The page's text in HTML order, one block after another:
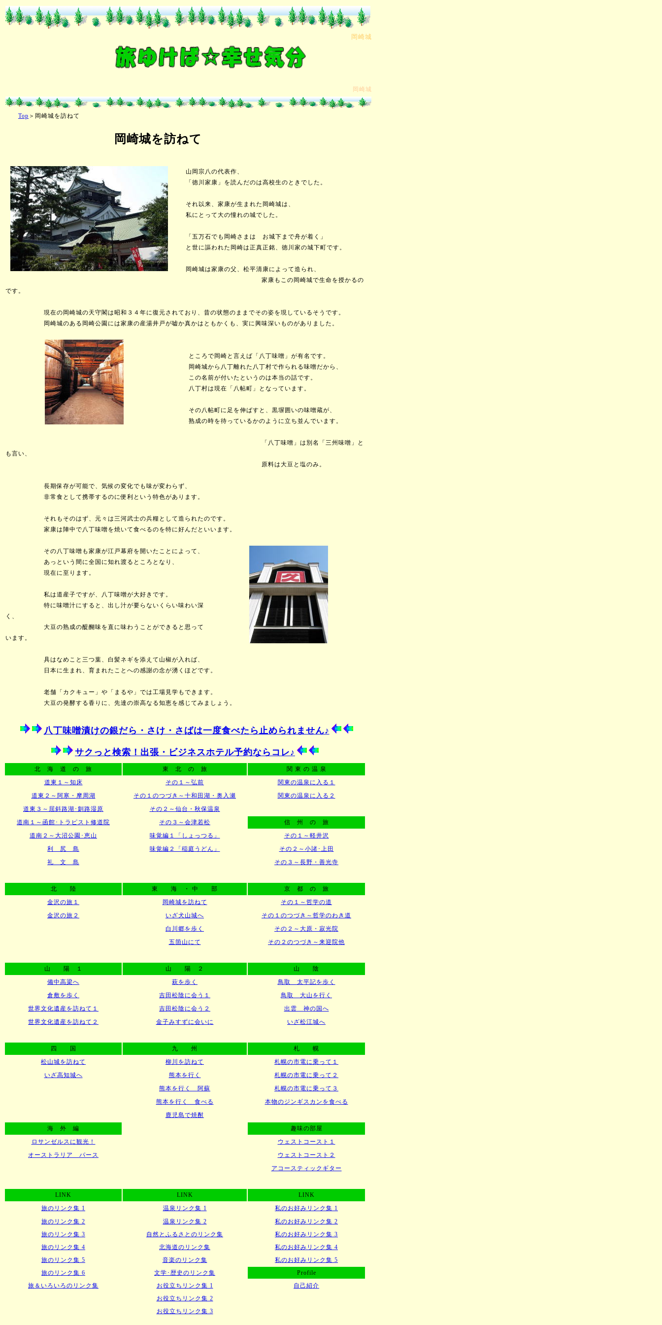
岡崎城
岡崎城
Top ＞岡崎城を訪ねて
岡崎城を訪ねて
山岡宗八の代表作、
「徳川家康」を読んだのは高校生のときでした。
それ以来、家康が生まれた 岡崎城は、
私にとって大の憧れの城でした。
「五万石でも岡崎さまは お城下まで舟が着く」
と世に謳われた岡崎は正真正銘、徳川家の城下町です。
岡崎城は家康の父、松平清康によって造られ、
家康もこの岡崎城で生命を授かるの
です。
現在の岡崎城の天守閣は昭和３４年に復元されており、昔の状態のままでその姿を現しているそうです。
岡崎城のある岡崎公園には家康の産湯井戸が嘘か真かはともかくも、実に興味深いものがありました。
ところで岡崎と言えば「八丁味噌」が有名です。
岡崎城から八丁離れた八丁村で作られる味噌だから、
この名前が付いたというのは本当の話です。
八丁村は現在「八帖町」となっています。
その八帖町に足を伸ばすと、黒塀囲いの味噌蔵が、
熟成の時を待っているかのように立ち並んでいます。
「八丁味噌」は別名「三州味噌」と
も言い、
原料は大豆と塩のみ。
長期保存が可能で、気候の変化でも味が変わらず、
非常食として携帯するのに便利という特色があります。
それもそのはず、元々は三河武士の兵糧として造られたのです。
家康は陣中で八丁味噌を焼いて食べるのを特に好んだといいます。
その八丁味噌も家康が江戸幕府を開いたことによって、
あっという間に全国に知れ渡るところとなり、
現在に至ります。
私は道産子ですが、八丁味噌が大好きです。
特に味噌汁にすると、出し汁が要らないくらい味わい深
く、
大豆の熟成の醍醐味を直に味わうことができると思って
います。
具はなめこと三つ葉、白髪ネギを添えて山椒が入れば、
日本に生まれ、育まれたことへの感謝の念が湧くほどです。
老舗「カクキュー」や「まるや」では工場見学もできます。
大豆の発酵する香りに、先達の崇高なる知恵を感じてみましょう。
八丁味噌漬けの銀だら・さけ・さばは一度食べたら止められません♪
サクっと検索！出張・ビジネスホテル予約ならコレ♪
北 海 道 の 旅 東 北 の 旅
関 東 の 温 泉
道東１～知床
その１～弘前
関東の温泉に入る１
道東２～阿寒・摩周湖
その１のつづき～十和田湖・奥入瀬
関東の温泉に入る２
道東３～屈斜路湖･釧路湿原
その２～仙台・秋保温泉
道南１～函館･トラピスト修道院
その３～会津若松
信 州 の 旅
道南２～大沼公園･恵山
味覚編１「しょっつる」
その１～軽井沢
利 尻 島
味覚編２「稲庭うどん」
その２～小諸･上田
礼 文 島
その３～長野・善光寺
北 陸 東 海 ・ 中 部
京 都 の 旅
金沢の旅１
岡崎城を訪ねて
その１～哲学の道
金沢の旅２
いざ犬山城へ
その１のつづき～哲学のわき道
白川郷を歩く
その２～大原・寂光院
五箇山にて
その２のつづき～来迎院他
山 陽 １ 山 陽 ２
山 陰
備中高梁へ
萩を歩く
鳥取 太平記を歩く
倉敷を歩く
吉田松陰に会う１
鳥取 大山を行く
世界文化遺産を訪ねて１
吉田松陰に会う２
出雲 神の国へ
世界文化遺産を訪ねて２
金子みすずに会いに いざ松江城へ
四 国 九 州
札 幌
松山城を訪ねて
柳川を訪ねて
札幌の市電に乗って１
いざ高知城へ
熊本を行く
札幌の市電に乗って２
熊本を行く 阿蘇
札幌の市電に乗って３
熊本を行く 食べる
本物のジンギスカンを食べる
鹿児島で焼酎
海 外 編
趣味の部屋
ロサンゼルスに観光！
ウェストコースト１
オーストラリア パース
ウェストコースト２
アコースティックギター
LINK LINK
LINK
旅のリンク集 1
温泉リンク集 1
私のお好みリンク集 1
旅のリンク集 2
温泉リンク集 2
私のお好みリンク集 2
旅のリンク集 3
自然とふるさとのリンク集
私のお好みリンク集 3
旅のリンク集 4
北海道のリンク集
私のお好みリンク集 4
旅のリンク集 5
音楽のリンク集
私のお好みリンク集 5
旅のリンク集 6
文学･歴史のリンク集
Profile
旅＆いろいろのリンク集
お役立ちリンク集 1
自己紹介
お役立ちリンク集 2
お役立ちリンク集 3